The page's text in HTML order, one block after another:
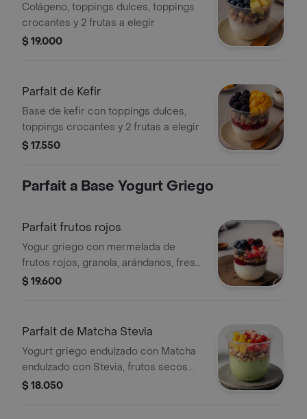
Colágeno, toppings dulces, toppings
crocantes y 2 frutas a elegir
$ 19.000
Parfait de Kefir
Base de kefir con toppings dulces,
toppings crocantes y 2 frutas a elegir
$ 17.550
Parfait a Base Yogurt Griego
Parfait frutos rojos
Yogur griego con mermelada de
frutos rojos, granola, arándanos, fresa
y mora 12 onzas
$ 19.600
Parfait de Matcha Stevia
Yogurt griego endulzado con Matcha
endulzado con Stevia, frutos secos
sin uvas pasas, mango y fresas
$ 18.050